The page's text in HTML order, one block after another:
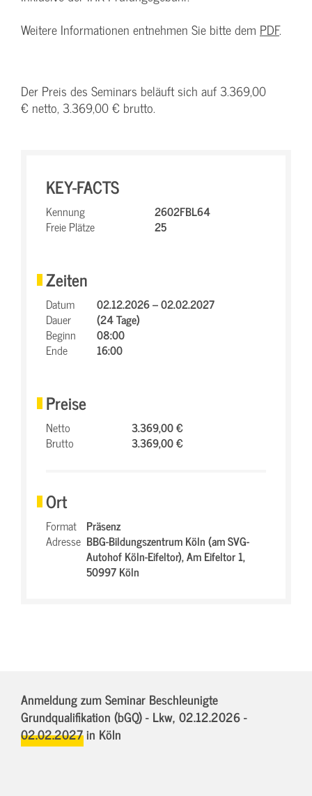
Weitere Informationen entnehmen Sie bitte dem PDF.
Der Preis des Seminars beläuft sich auf 3.369,00
€ netto, 3.369,00 € brutto.
KEY-FACTS
Kennung
2602FBL64
Freie Plätze
25
Zeiten
Datum
02.12.2026 – 02.02.2027
Dauer
(24 Tage)
Beginn
08:00
Ende
16:00
Preise
Netto
3.369,00 €
Brutto
3.369,00 €
Ort
Format Präsenz
Adresse BBG-Bildungszentrum Köln (am SVG-
Autohof Köln-Eifeltor),Am Eifeltor 1,
50997 Köln
Anmeldung zum Seminar Beschleunigte
Grundqualifikation (bGQ) - Lkw, 02.12.2026 -
02.02.2027in Köln